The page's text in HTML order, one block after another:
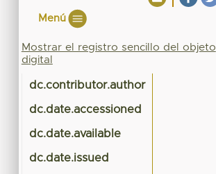
Menú
Mostrar el registro sencillo del objeto
digital
dc.contributor.author
dc.date.accessioned
dc.date.available
dc.date.issued